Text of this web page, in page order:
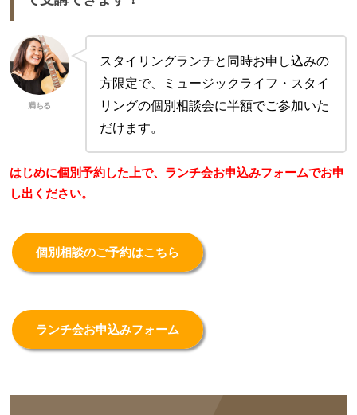
満ちる
スタイリングランチと同時お申し込みの
方限定で、ミュージックライフ・スタイ
リングの個別相談会に半額でご参加いた
だけます。
はじめに個別予約した上で、ランチ会お申込みフォームでお申
し出ください。
個別相談のご予約はこちら
ランチ会お申込みフォーム